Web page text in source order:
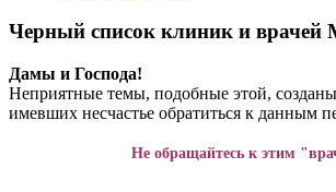
Черный список клиник и врачей
Дамы и Господа!
Неприятные темы, подобные этой,
имевших несчастье обратиться к данным
Не обращайтесь к этим